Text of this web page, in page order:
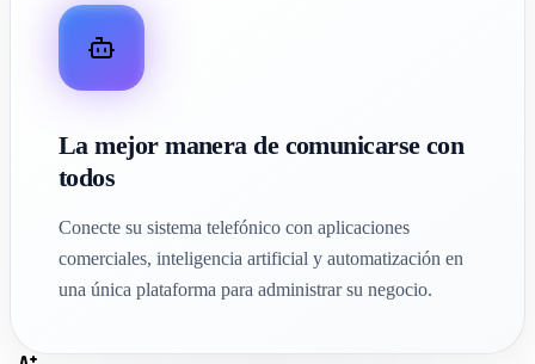
La mejor manera de comunicarse con
todos
Conecte su sistema telefónico con aplicaciones
comerciales, inteligencia artificial y automatización en
una única plataforma para administrar su negocio.